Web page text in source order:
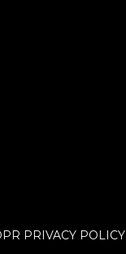
PRIVACY POLICY